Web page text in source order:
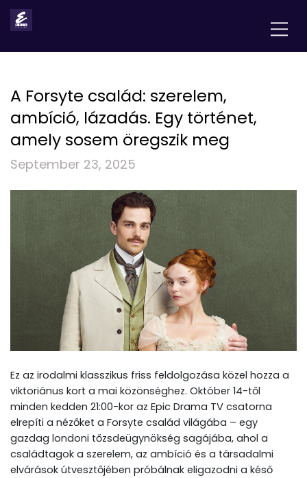
A Forsyte család: szerelem,
ambíció, lázadás. Egy történet,
amely sosem öregszik meg
September 23, 2025
Ez az irodalmi klasszikus friss feldolgozása közel hozza a
viktoriánus kort a mai közönséghez. Október 14-től
minden kedden 21:00-kor az Epic Drama TV csatorna
elrepíti a nézőket a Forsyte család világába – egy
gazdag londoni tőzsdeügynökség sagájába, ahol a
családtagok a szerelem, az ambíció és a társadalmi
elvárások útvesztőjében próbálnak eligazodni a késő